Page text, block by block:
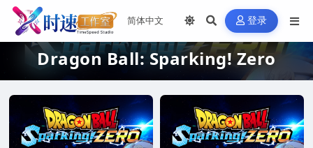
登录
Dragon Ball: Sparking! Zero